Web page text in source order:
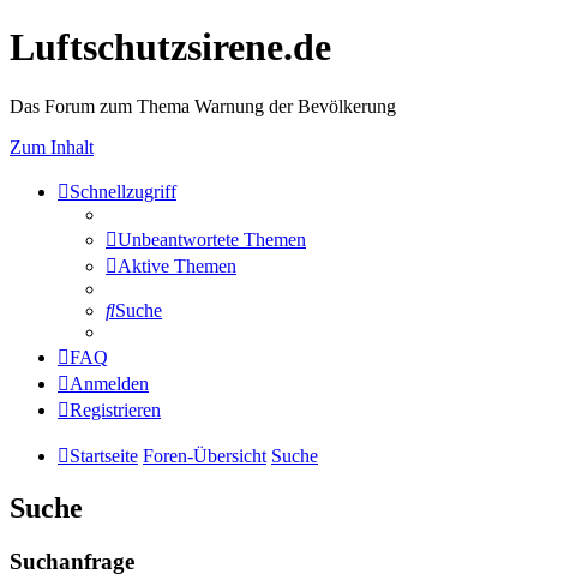
Luftschutzsirene.de
Das Forum zum Thema Warnung der Bevölkerung
Zum Inhalt
Schnellzugriff
Unbeantwortete Themen
Aktive Themen
Suche
FAQ
Anmelden
Registrieren
Startseite Foren-Übersicht Suche
Suche
Suchanfrage